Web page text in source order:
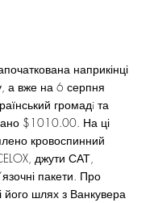
наприкінці
а вже на 6 серпня
громадi та
$1010.00. На ці
кровоспинний
джути САТ,
пакети. Про
його шлях з Ванкувера